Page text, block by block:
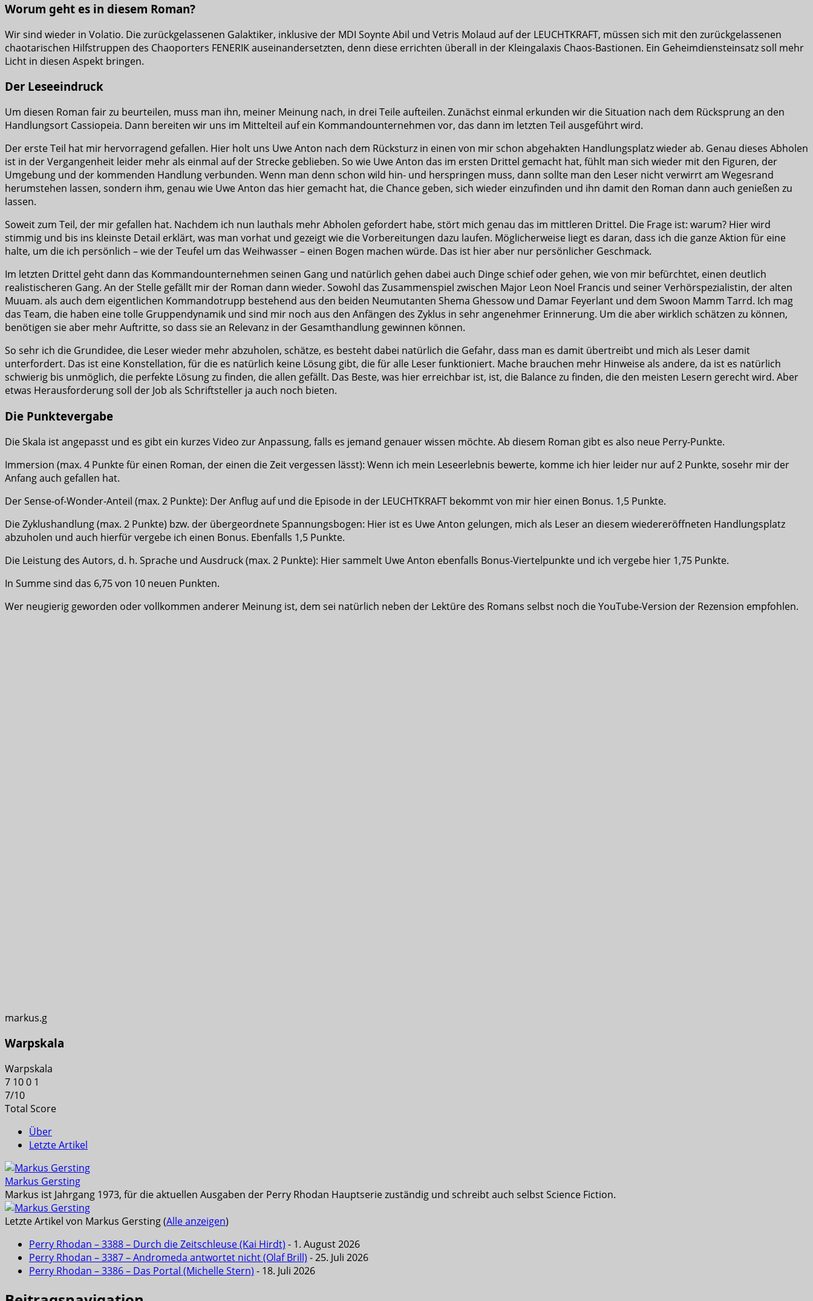
Worum geht es in diesem Roman?
Wir sind wieder in Volatio. Die zurückgelassenen Galaktiker, inklusive der MDI Soynte Abil und Vetris Molaud auf der LEUCHTKRAFT, müssen sich mit den zurückgelassenen
chaotarischen Hilfstruppen des Chaoporters FENERIK auseinandersetzten, denn diese errichten überall in der Kleingalaxis Chaos-Bastionen. Ein Geheimdiensteinsatz soll mehr
Licht in diesen Aspekt bringen.
Der Leseeindruck
Um diesen Roman fair zu beurteilen, muss man ihn, meiner Meinung nach, in drei Teile aufteilen. Zunächst einmal erkunden wir die Situation nach dem Rücksprung an den
Handlungsort Cassiopeia. Dann bereiten wir uns im Mittelteil auf ein Kommandounternehmen vor, das dann im letzten Teil ausgeführt wird.
Der erste Teil hat mir hervorragend gefallen. Hier holt uns Uwe Anton nach dem Rücksturz in einen von mir schon abgehakten Handlungsplatz wieder ab. Genau dieses Abholen
ist in der Vergangenheit leider mehr als einmal auf der Strecke geblieben. So wie Uwe Anton das im ersten Drittel gemacht hat, fühlt man sich wieder mit den Figuren, der
Umgebung und der kommenden Handlung verbunden. Wenn man denn schon wild hin- und herspringen muss, dann sollte man den Leser nicht verwirrt am Wegesrand
herumstehen lassen, sondern ihm, genau wie Uwe Anton das hier gemacht hat, die Chance geben, sich wieder einzufinden und ihn damit den Roman dann auch genießen zu
lassen.
Soweit zum Teil, der mir gefallen hat. Nachdem ich nun lauthals mehr Abholen gefordert habe, stört mich genau das im mittleren Drittel. Die Frage ist: warum? Hier wird
stimmig und bis ins kleinste Detail erklärt, was man vorhat und gezeigt wie die Vorbereitungen dazu laufen. Möglicherweise liegt es daran, dass ich die ganze Aktion für eine
halte, um die ich persönlich – wie der Teufel um das Weihwasser – einen Bogen machen würde. Das ist hier aber nur persönlicher Geschmack.
Im letzten Drittel geht dann das Kommandounternehmen seinen Gang und natürlich gehen dabei auch Dinge schief oder gehen, wie von mir befürchtet, einen deutlich
realistischeren Gang. An der Stelle gefällt mir der Roman dann wieder. Sowohl das Zusammenspiel zwischen Major Leon Noel Francis und seiner Verhörspezialistin, der alten
Muuam. als auch dem eigentlichen Kommandotrupp bestehend aus den beiden Neumutanten Shema Ghessow und Damar Feyerlant und dem Swoon Mamm Tarrd. Ich mag
das Team, die haben eine tolle Gruppendynamik und sind mir noch aus den Anfängen des Zyklus in sehr angenehmer Erinnerung. Um die aber wirklich schätzen zu können,
benötigen sie aber mehr Auftritte, so dass sie an Relevanz in der Gesamthandlung gewinnen können.
So sehr ich die Grundidee, die Leser wieder mehr abzuholen, schätze, es besteht dabei natürlich die Gefahr, dass man es damit übertreibt und mich als Leser damit
unterfordert. Das ist eine Konstellation, für die es natürlich keine Lösung gibt, die für alle Leser funktioniert. Mache brauchen mehr Hinweise als andere, da ist es natürlich
schwierig bis unmöglich, die perfekte Lösung zu finden, die allen gefällt. Das Beste, was hier erreichbar ist, ist, die Balance zu finden, die den meisten Lesern gerecht wird. Aber
etwas Herausforderung soll der Job als Schriftsteller ja auch noch bieten.
Die Punktevergabe
Die Skala ist angepasst und es gibt ein kurzes Video zur Anpassung, falls es jemand genauer wissen möchte. Ab diesem Roman gibt es also neue Perry-Punkte.
Immersion (max. 4 Punkte für einen Roman, der einen die Zeit vergessen lässt): Wenn ich mein Leseerlebnis bewerte, komme ich hier leider nur auf 2 Punkte, sosehr mir der
Anfang auch gefallen hat.
Der Sense-of-Wonder-Anteil (max. 2 Punkte): Der Anflug auf und die Episode in der LEUCHTKRAFT bekommt von mir hier einen Bonus. 1,5 Punkte.
Die Zyklushandlung (max. 2 Punkte) bzw. der übergeordnete Spannungsbogen: Hier ist es Uwe Anton gelungen, mich als Leser an diesem wiedereröffneten Handlungsplatz
abzuholen und auch hierfür vergebe ich einen Bonus. Ebenfalls 1,5 Punkte.
Die Leistung des Autors, d. h. Sprache und Ausdruck (max. 2 Punkte): Hier sammelt Uwe Anton ebenfalls Bonus-Viertelpunkte und ich vergebe hier 1,75 Punkte.
In Summe sind das 6,75 von 10 neuen Punkten.
Wer neugierig geworden oder vollkommen anderer Meinung ist, dem sei natürlich neben der Lektüre des Romans selbst noch die YouTube-Version der Rezension empfohlen.
markus.g
Warpskala
Warpskala
7 100 1
7/10
Total Score
Über
Letzte Artikel
Markus Gersting
Markus ist Jahrgang 1973, für die aktuellen Ausgaben der Perry Rhodan Hauptserie zuständig und schreibt auch selbst Science Fiction.
Letzte Artikel von Markus Gersting(Alle anzeigen)
Perry Rhodan – 3388 – Durch die Zeitschleuse (Kai Hirdt) - 1. August 2026
Perry Rhodan – 3387 – Andromeda antwortet nicht (Olaf Brill) - 25. Juli 2026
Perry Rhodan – 3386 – Das Portal (Michelle Stern) - 18. Juli 2026